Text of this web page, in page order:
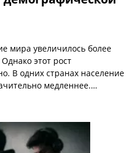
мира увеличилось более
этот рост
В одних странах население
медленнее.
приростом в
самым высоким
и те же государства.
по численности